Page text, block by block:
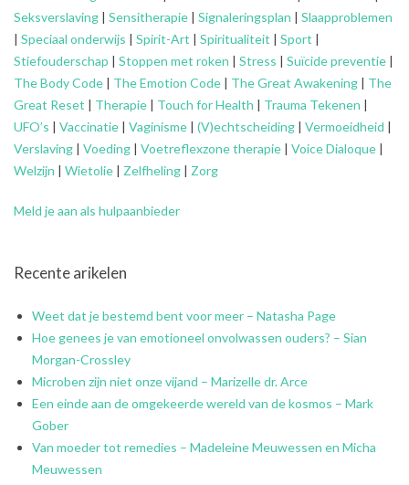
Seksverslaving | Sensitherapie | Signaleringsplan | Slaapproblemen
| Speciaal onderwijs | Spirit-Art | Spiritualiteit | Sport |
Stiefouderschap | Stoppen met roken | Stress | Suïcide preventie |
The Body Code | The Emotion Code | The Great Awakening | The
Great Reset | Therapie | Touch for Health | Trauma Tekenen |
UFO’s | Vaccinatie | Vaginisme | (V)echtscheiding | Vermoeidheid |
Verslaving | Voeding | Voetreflexzone therapie | Voice Dialoque |
Welzijn | Wietolie | Zelfheling | Zorg
Meld je aan als hulpaanbieder
Recente arikelen
Weet dat je bestemd bent voor meer – Natasha Page
Hoe genees je van emotioneel onvolwassen ouders? – Sian
Morgan-Crossley
Microben zijn niet onze vijand – Marizelle dr. Arce
Een einde aan de omgekeerde wereld van de kosmos – Mark
Gober
Van moeder tot remedies – Madeleine Meuwessen en Micha
Meuwessen